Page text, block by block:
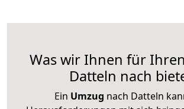
Was wir Ihnen für
Datteln nach
Ein Umzug nach Datteln